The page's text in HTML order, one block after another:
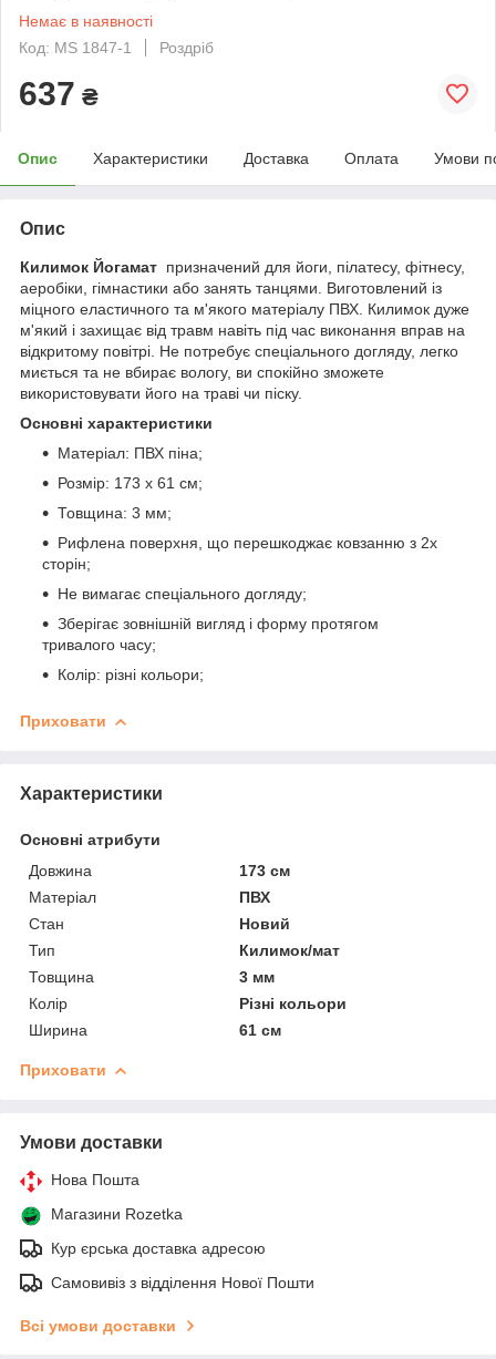
Немає в наявності
Код: MS 1847-1
Роздріб
637 ₴
Опис Характеристики Доставка Оплата Умови
Опис
Килимок Йогамат призначений для йоги, пілатесу, фітнесу,
аеробіки, гімнастики або занять танцями. Виготовлений із
міцного еластичного та м'якого матеріалу ПВХ. Килимок дуже
м'який і захищає від травм навіть під час виконання вправ на
відкритому повітрі. Не потребує спеціального догляду, легко
миється та не вбирає вологу, ви спокійно зможете
використовувати його на траві чи піску.
Основні характеристики
Матеріал: ПВХ піна;
Розмір: 173 х 61 см;
Товщина: 3 мм;
Рифлена поверхня, що перешкоджає ковзанню з 2х
сторін;
Не вимагає спеціального догляду;
Зберігає зовнішній вигляд і форму протягом
тривалого часу;
Колір: різні кольори;
Приховати
Характеристики
Основні атрибути
Довжина
173 см
Матеріал
ПВХ
Стан
Новий
Тип
Килимок/мат
Товщина
3 мм
Колір
Різні кольори
Ширина
61 см
Приховати
Умови доставки
Нова Пошта
Магазини Rozetka
Кур єрська доставка адресою
Самовивіз з відділення Нової Пошти
Всі умови доставки